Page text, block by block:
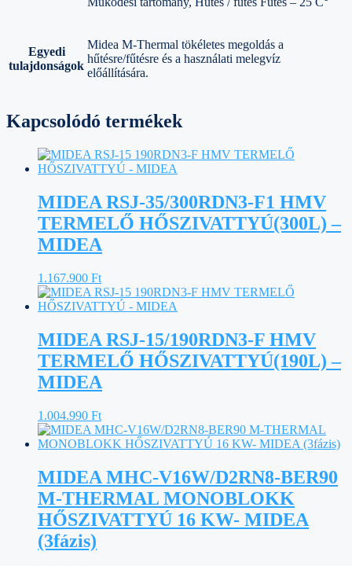
Egyedi
tulajdonságok
Midea M-Thermal tökéletes megoldás a
hűtésre/fűtésre és a használati melegvíz
előállítására.
Kapcsolódó termékek
MIDEA RSJ-35/300RDN3-F1 HMV
TERMELŐ HŐSZIVATTYÚ(300L) –
MIDEA
1.167.900 Ft
MIDEA RSJ-15/190RDN3-F HMV
TERMELŐ HŐSZIVATTYÚ(190L) –
MIDEA
1.004.990 Ft
MIDEA MHC-V16W/D2RN8-BER90
M-THERMAL MONOBLOKK
HŐSZIVATTYÚ 16 KW- MIDEA
(3fázis)